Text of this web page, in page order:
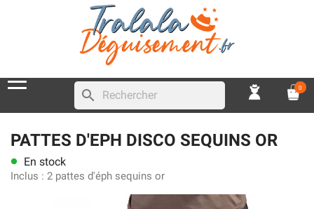
search 0
PATTES D'EPH DISCO SEQUINS OR
lens En stock
Inclus : 2 pattes d'éph sequins or